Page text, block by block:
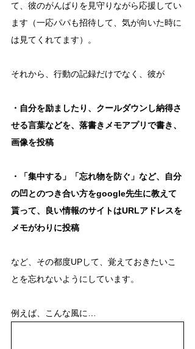
て、彼のがんばりを見守りながら応援してい
ます（一応パパも招待して、気が向いた時に
は見てくれてます）。
それから、行動の記録だけでなく、彼が
・自分を励ましたり、クールダウンし納得さ
せる言葉などを、落書きメモアプリで書き、
画像を投稿
・「集中する」「忘れ物を防ぐ」など、自分
の凹とのつき合い方をgoogle先生に教えて
貰って、良い情報のサイトはURLアドレスを
メモがわりに投稿
など、その都度UPして、覚えておきたいこ
とを忘れないようにしています。
例えば、こんな風に…